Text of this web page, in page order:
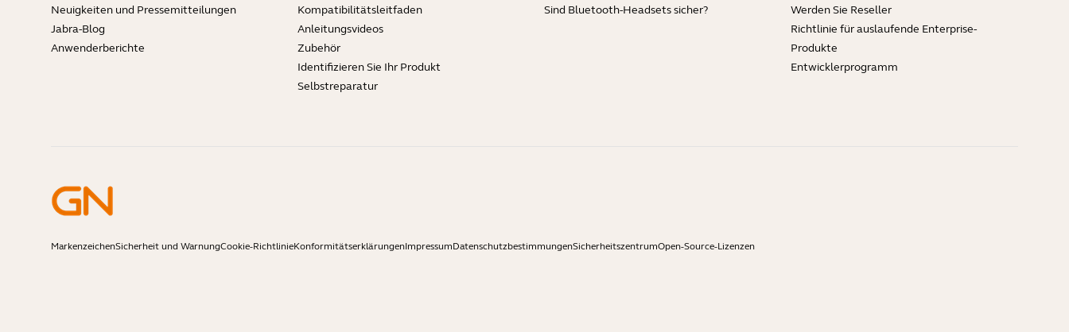
Neuigkeiten und Pressemitteilungen
Jabra-Blog
Anwenderberichte
Kompatibilitätsleitfaden
Anleitungsvideos
Zubehör
Identifizieren Sie Ihr Produkt
Selbstreparatur
Sind Bluetooth-Headsets sicher?
Werden Sie Reseller
Richtlinie für auslaufende Enterprise-
Produkte
Entwicklerprogramm
MarkenzeichenSicherheit und WarnungCookie-RichtlinieKonformitätserklärungenImpressumDatenschutzbestimmungenSicherheitszentrumOpen-Source-Lizenzen